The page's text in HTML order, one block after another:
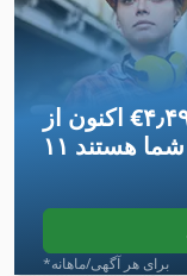
هستند
*برای هر آگهی/ماهانه